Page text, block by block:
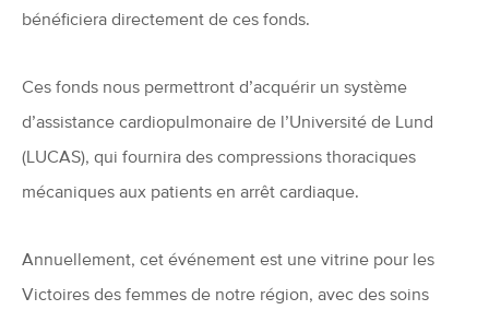
bénéficiera directement de ces fonds.
Ces fonds nous permettront d’acquérir un système
d’assistance cardiopulmonaire de l’Université de Lund
(LUCAS), qui fournira des compressions thoraciques
mécaniques aux patients en arrêt cardiaque.
Annuellement, cet événement est une vitrine pour les
Victoires des femmes de notre région, avec des soins